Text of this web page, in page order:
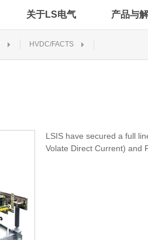
关于LS电气 产品与
HVDC/FACTS
LSIS have secured a full
Volate Direct Current) and